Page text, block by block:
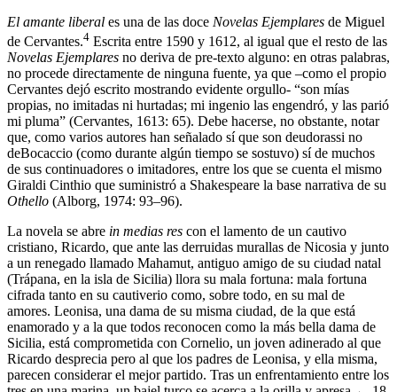
El amante liberal es una de las doce Novelas Ejemplares de Miguel
de Cervantes.4 Escrita entre 1590 y 1612, al igual que el resto de las
Novelas Ejemplares no deriva de pre-texto alguno: en otras palabras,
no procede directamente de ninguna fuente, ya que –como el propio
Cervantes dejó escrito mostrando evidente orgullo- “son mías
propias, no imitadas ni hurtadas; mi ingenio las engendró, y las parió
mi pluma” (Cervantes, 1613: 65). Debe hacerse, no obstante, notar
que, como varios autores han señalado sí que son deudorassi no
deBocaccio (como durante algún tiempo se sostuvo) sí de muchos
de sus continuadores o imitadores, entre los que se cuenta el mismo
Giraldi Cinthio que suministró a Shakespeare la base narrativa de su
Othello (Alborg, 1974: 93–96).
La novela se abre in medias res con el lamento de un cautivo
cristiano, Ricardo, que ante las derruidas murallas de Nicosia y junto
a un renegado llamado Mahamut, antiguo amigo de su ciudad natal
(Trápana, en la isla de Sicilia) llora su mala fortuna: mala fortuna
cifrada tanto en su cautiverio como, sobre todo, en su mal de
amores. Leonisa, una dama de su misma ciudad, de la que está
enamorado y a la que todos reconocen como la más bella dama de
Sicilia, está comprometida con Cornelio, un joven adinerado al que
Ricardo desprecia pero al que los padres de Leonisa, y ella misma,
parecen considerar el mejor partido. Tras un enfrentamiento entre los